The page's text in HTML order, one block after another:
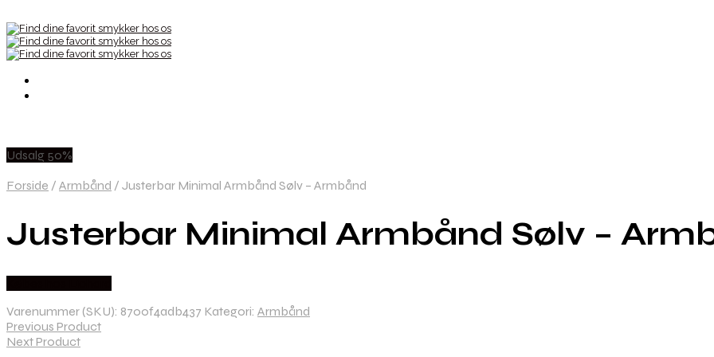
Udsalg 50%
Forside / Armbånd / Justerbar Minimal Armbånd Sølv – Armbånd
Justerbar Minimal Armbånd Sølv –
Varenummer (SKU): 8700f4adb437 Kategori: Armbånd
Previous Product
Next Product